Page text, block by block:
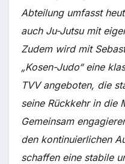
Abteilung umfasst
auch Ju-Jutsu mit
Zudem wird mit
„Kosen-Judo“ eine
TVV angeboten, die
seine Rückkehr in die
Gemeinsam
den kontinuierlichen
schaffen eine stabile